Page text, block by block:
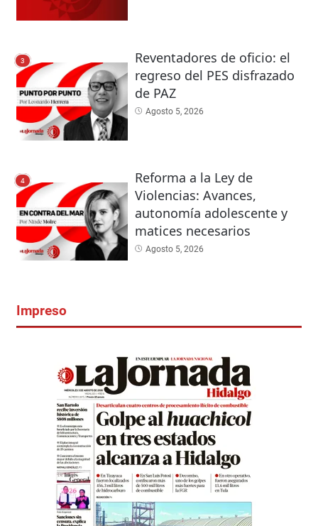
3
Reventadores de oficio: el
regreso del PES disfrazado
de PAZ
Agosto 5, 2026
4
Reforma a la Ley de
Violencias: Avances,
autonomía adolescente y
matices necesarios
Agosto 5, 2026
Impreso